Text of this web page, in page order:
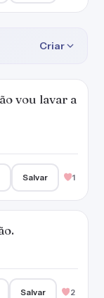
Criar
vou lavar a
Salvar 1
Salvar 2